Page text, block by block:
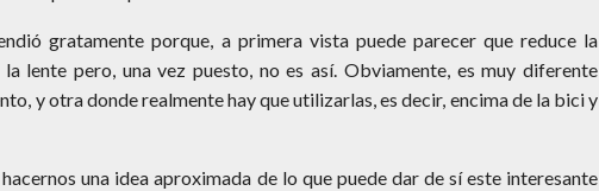
gratamente porque, a primera vista puede parecer que reduce la
lente pero, una vez puesto, no es así. Obviamente, es muy diferente
y otra donde realmente hay que utilizarlas, es decir, encima de la bici y
una idea aproximada de lo que puede dar de sí este interesante